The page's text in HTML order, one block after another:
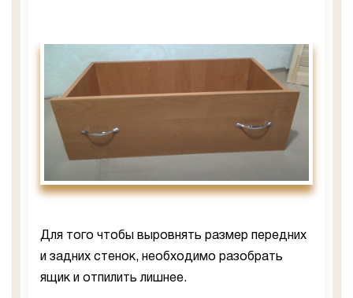
Для того чтобы выровнять размер передних
и задних стенок, необходимо разобрать
ящик и отпилить лишнее.